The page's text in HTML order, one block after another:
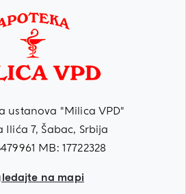
ustanova "Milica VPD"
Ilića 7, Šabac, Srbija
MB: 17722328
na mapi